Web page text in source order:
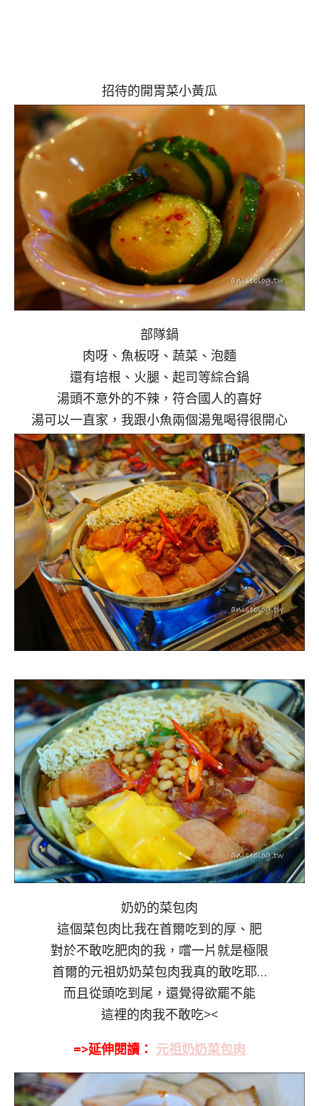
招待的開胃菜小黃瓜
部隊鍋
肉呀、魚板呀、蔬菜、泡麵
還有培根、火腿、起司等綜合鍋
湯頭不意外的不辣，符合國人的喜好
湯可以一直家，我跟小魚兩個湯鬼喝得很開心
奶奶的菜包肉
這個菜包肉比我在首爾吃到的厚、肥
對於不敢吃肥肉的我，嚐一片就是極限
首爾的元祖奶奶菜包肉我真的敢吃耶…
而且從頭吃到尾，還覺得欲罷不能
這裡的肉我不敢吃><
=>延伸閱讀： 元祖奶奶菜包肉